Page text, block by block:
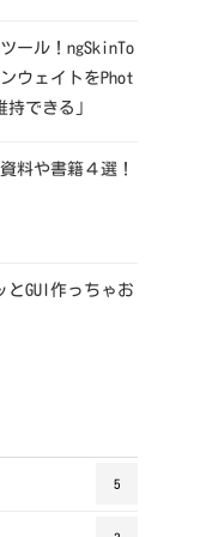
ール！ngSkinTo
ウェイトをPhot
できる」
料や書籍４選！
GUI作っちゃお
5